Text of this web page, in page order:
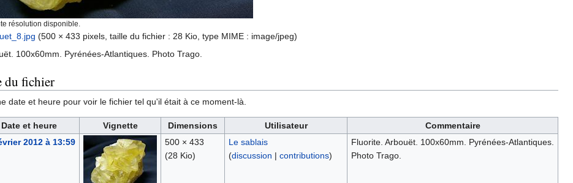
résolution disponible.
(500 × 433 pixels, taille du fichier : 28 Kio, type MIME : image/jpeg)
100x60mm. Pyrénées-Atlantiques. Photo Trago.
du fichier
date et heure pour voir le fichier tel qu'il était à ce moment-là.
Date et heure Vignette Dimensions Utilisateur
Commentaire
2012 à 13:59
500 × 433
(28 Kio)
Le sablais
(discussion | contributions)
Fluorite. Arbouët. 100x60mm. Pyrénées-Atlantiques.
Photo Trago.